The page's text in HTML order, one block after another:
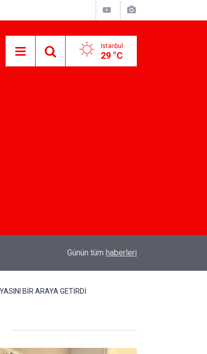
İstanbul
29 °C
SONLA BİTEN BİR KENTSEL DÖNÜŞÜM
Günün tüm haberleri
BİR ARAYA GETİRDİ